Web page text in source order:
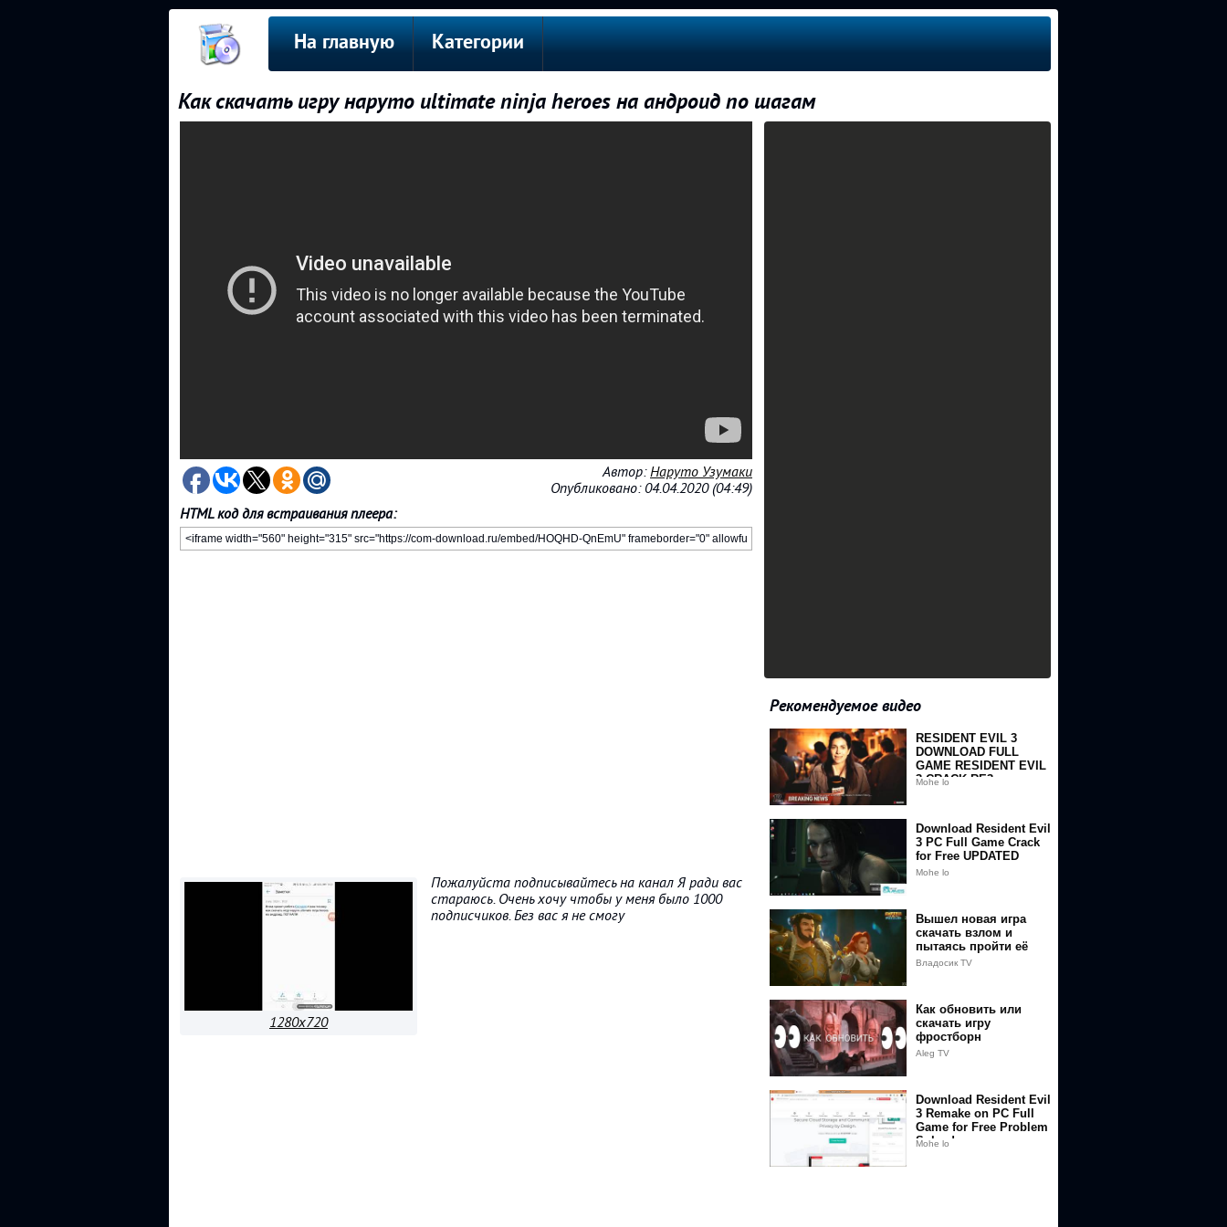
На главную Категории
Как скачать игру наруто ultimate ninja heroes на андроид по шагам
Автор:Наруто Узумаки
Опубликовано: 04.04.2020 (04:49)
HTML код для встраивания плеера:
1280x720
Пожалуйста подписывайтесь на канал Я ради вас
стараюсь. Очень хочу чтобы у меня было 1000
подписчиков. Без вас я не смогу
Рекомендуемое видео
RESIDENT EVIL 3
DOWNLOAD FULL
GAME RESIDENT EVIL
3 CRACK RE3
Mohe lo
Download Resident Evil
3 PC Full Game Crack
for Free UPDATED
Mohe lo
Вышел новая игра
скачать взлом и
пытаясь пройти её
Владосик TV
Как обновить или
скачать игру
фростборн
Aleg TV
Download Resident Evil
3 Remake on PC Full
Game for Free Problem
Solved
Mohe lo